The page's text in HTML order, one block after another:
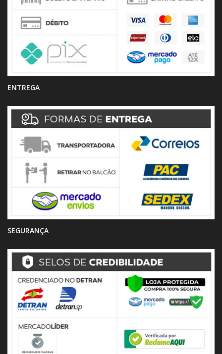
ENTREGA
SEGURANÇA